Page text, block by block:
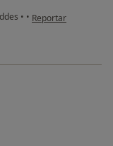
• • en opinión del
Reportar